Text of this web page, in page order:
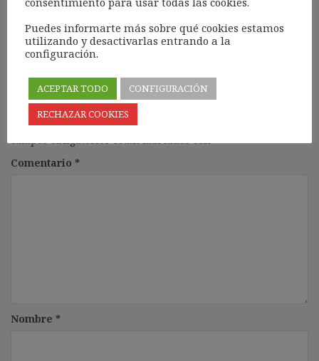
Deja una respuesta
Tu dirección de correo electrónico no será publicada.
Comentario *
Nombre *
Puedes informarte más sobre qué cookies estamos
utilizando y desactivarlas entrando a la
configuración.
ACEPTAR TODO
CONFIGURACIÓN
RECHAZAR COOKIES